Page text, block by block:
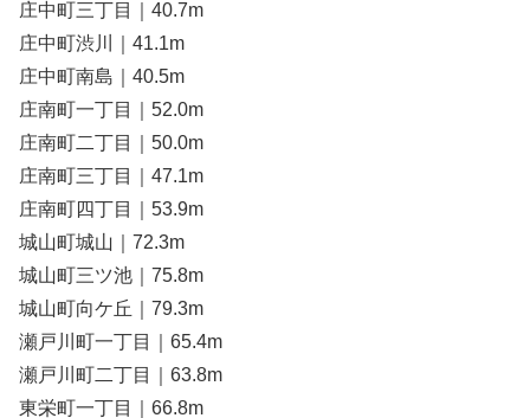
庄中町三丁目｜40.7m
庄中町渋川｜41.1m
庄中町南島｜40.5m
庄南町一丁目｜52.0m
庄南町二丁目｜50.0m
庄南町三丁目｜47.1m
庄南町四丁目｜53.9m
城山町城山｜72.3m
城山町三ツ池｜75.8m
城山町向ケ丘｜79.3m
瀬戸川町一丁目｜65.4m
瀬戸川町二丁目｜63.8m
東栄町一丁目｜66.8m